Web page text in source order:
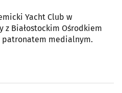
Yacht Club w
z Białostockim Ośrodkiem
medialnym.